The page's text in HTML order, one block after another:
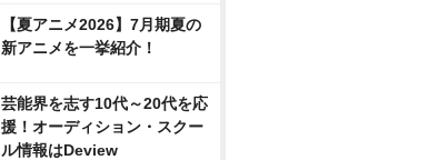
【夏アニメ2026】7月期夏の
新アニメを一挙紹介！
芸能界を志す10代～20代を応
援！オーディション・スクー
ル情報はDeview